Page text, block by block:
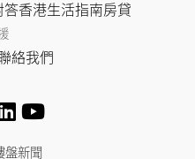
答香港生活指南房貸
絡我們
盤新聞